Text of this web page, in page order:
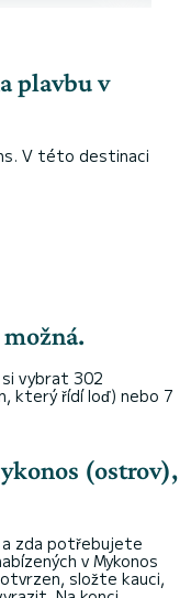
plavbu v
V této destinaci
si vybrat 302
který řídí loď) nebo 7
(ostrov),
a zda potřebujete
v Mykonos
složte kauci,